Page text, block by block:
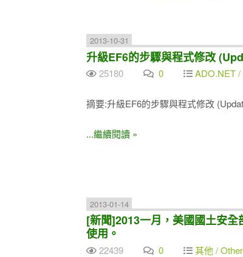
2013-10-31
升級EF6的步驟與程式修改
25180 0 ADO.NET
摘要:升級EF6的步驟與程式修改
...繼續閱讀 »
2013-01-14
[新聞]2013一月，美國國土安
使用。
22439 0 其他 /